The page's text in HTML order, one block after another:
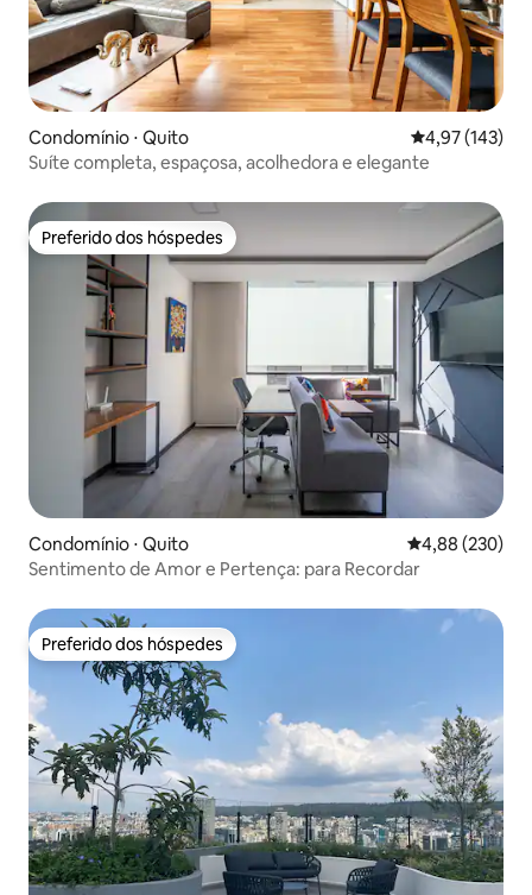
Condomínio ⋅ Quito 4,97 de uma
4,97 (143)
Suíte completa, espaçosa, acolhedora e elegante
Preferido dos hóspedes
Preferido dos hóspedes
Condomínio ⋅ Quito 4,88 de uma
4,88 (230)
Sentimento de Amor e Pertença: para Recordar
Preferido dos hóspedes
Preferido dos hóspedes